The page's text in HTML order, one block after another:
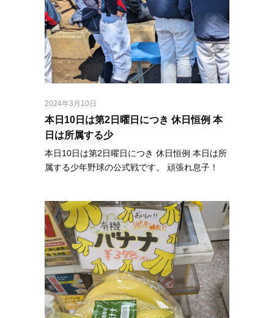
2024年3月10日
本日10日は第2日曜日につき 休日恒例 本
日は所属する少
本日10日は第2日曜日につき 休日恒例 本日は所
属する少年野球の公式戦です。 頑張れ息子！